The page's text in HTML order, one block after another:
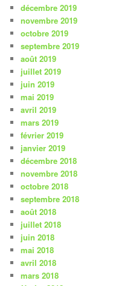
décembre 2019
novembre 2019
octobre 2019
septembre 2019
août 2019
juillet 2019
juin 2019
mai 2019
avril 2019
mars 2019
février 2019
janvier 2019
décembre 2018
novembre 2018
octobre 2018
septembre 2018
août 2018
juillet 2018
juin 2018
mai 2018
avril 2018
mars 2018